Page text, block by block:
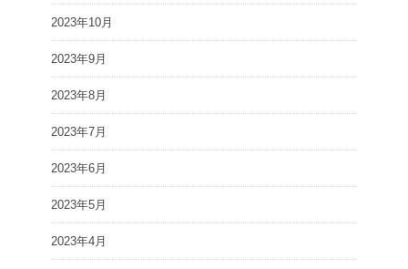
2023年10月
2023年9月
2023年8月
2023年7月
2023年6月
2023年5月
2023年4月